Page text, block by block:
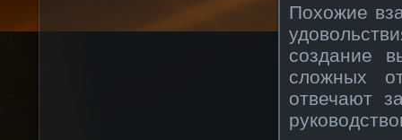
Похожие
создание
сложных
отвечают